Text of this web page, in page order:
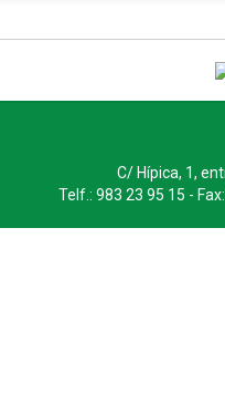
C/ Hípica, 1,
Telf.: 983 23 95 15 -